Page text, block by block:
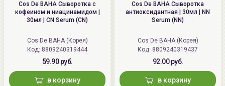
Cos De BAHA Сыворотка c
кофеином и ниацинамидом |
30мл | CN Serum (CN)
Cos De BAHA (Корея)
Код: 8809240319444
59.90 руб.
в корзину
Cos De BAHA Сыворотка
антиоксидантная | 30мл | NN
Serum (NN)
Cos De BAHA (Корея)
Код: 8809240319437
92.00 руб.
в корзину